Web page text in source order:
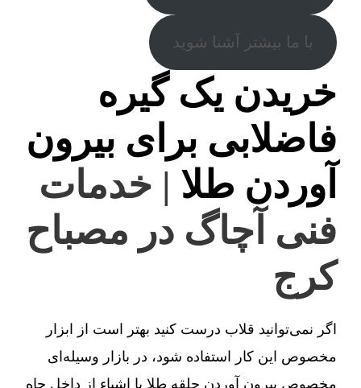
با ما بیشتر آشنا شوید
خریدن یک گیره
فاضلابی برای بیرون
آوردن طلا | خدمات
فنی آچاگ در مصباح
کرج
اگر نمی‌توانید قلاب درست کنید بهتر است از ابزار
مخصوص این کار استفاده شود، در بازار وسیله‌ای
مخصوص بیرون آوردن حلقه طلا یا اشیاء از داخل چاه